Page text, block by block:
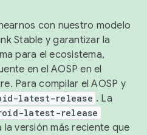
con nuestro modelo
Stable y garantizar la
para el ecosistema,
en el AOSP en el
Para compilar el AOSP y
latest-release . La
latest-release
versión más reciente que